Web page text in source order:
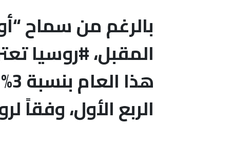
بالرغم من سماح
المقبل، #روسيا
الربع الأول، وفقاً